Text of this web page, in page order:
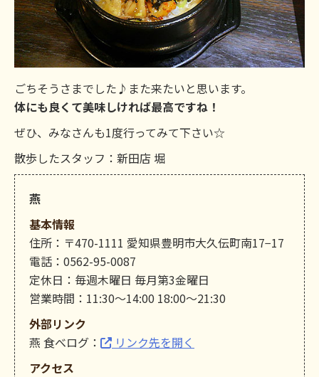
ごちそうさまでした♪また来たいと思います。
体にも良くて美味しければ最高ですね！
ぜひ、みなさんも1度行ってみて下さい☆
散歩したスタッフ：新田店 堀
燕
基本情報
住所：〒470-1111 愛知県豊明市大久伝町南17−17
電話：0562-95-0087
定休日：毎週木曜日 毎月第3金曜日
営業時間：11:30～14:00 18:00～21:30
外部リンク
燕 食べログ：
リンク先を開く
アクセス